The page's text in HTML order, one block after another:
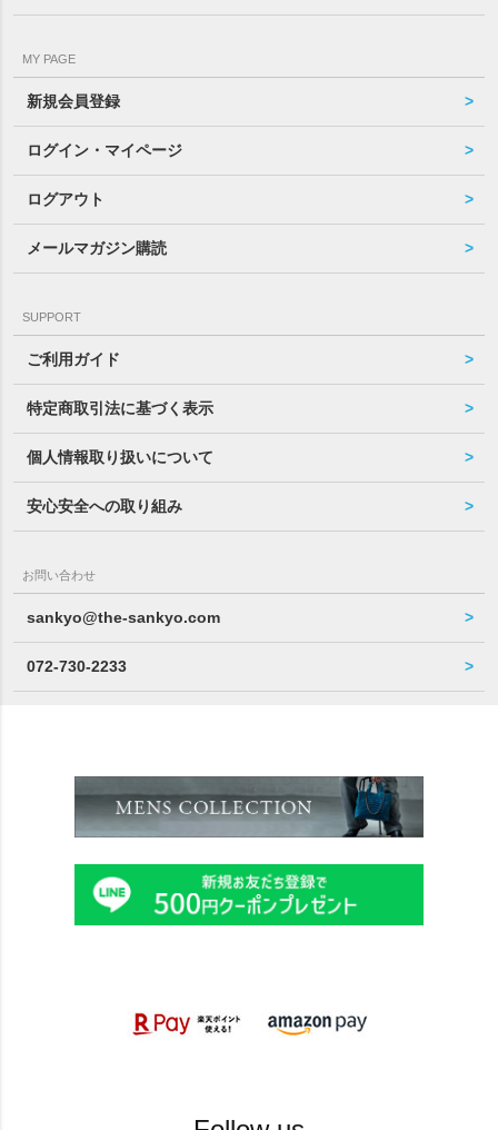
MY PAGE
新規会員登録
ログイン・マイページ
ログアウト
メールマガジン購読
SUPPORT
ご利用ガイド
特定商取引法に基づく表示
個人情報取り扱いについて
安心安全への取り組み
お問い合わせ
sankyo@the-sankyo.com
072-730-2233